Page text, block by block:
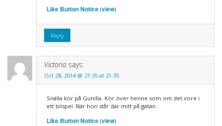
Like Button Notice(view)
Reply
Victoria says:
Oct 28, 2014 @ 21:35 at 21:35
Snälla kör på Gunilla. Kör över henne som om det vore i
ett bilspel. När hon står där mitt på gatan.
Like Button Notice(view)